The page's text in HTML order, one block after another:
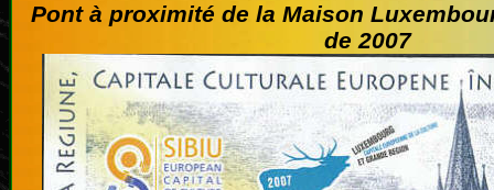
Pont à proximité de la Maison
de 2007